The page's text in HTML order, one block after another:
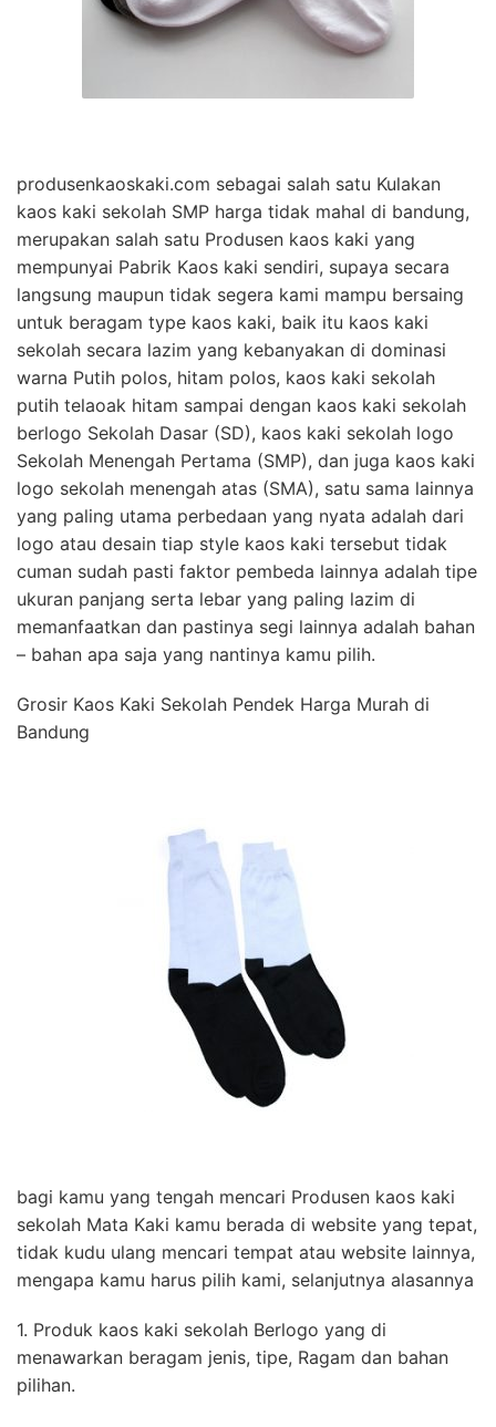
produsenkaoskaki.com sebagai salah satu Kulakan
kaos kaki sekolah SMP harga tidak mahal di bandung,
merupakan salah satu Produsen kaos kaki yang
mempunyai Pabrik Kaos kaki sendiri, supaya secara
langsung maupun tidak segera kami mampu bersaing
untuk beragam type kaos kaki, baik itu kaos kaki
sekolah secara lazim yang kebanyakan di dominasi
warna Putih polos, hitam polos, kaos kaki sekolah
putih telaoak hitam sampai dengan kaos kaki sekolah
berlogo Sekolah Dasar (SD), kaos kaki sekolah logo
Sekolah Menengah Pertama (SMP), dan juga kaos kaki
logo sekolah menengah atas (SMA), satu sama lainnya
yang paling utama perbedaan yang nyata adalah dari
logo atau desain tiap style kaos kaki tersebut tidak
cuman sudah pasti faktor pembeda lainnya adalah tipe
ukuran panjang serta lebar yang paling lazim di
memanfaatkan dan pastinya segi lainnya adalah bahan
– bahan apa saja yang nantinya kamu pilih.
Grosir Kaos Kaki Sekolah Pendek Harga Murah di
Bandung
bagi kamu yang tengah mencari Produsen kaos kaki
sekolah Mata Kaki kamu berada di website yang tepat,
tidak kudu ulang mencari tempat atau website lainnya,
mengapa kamu harus pilih kami, selanjutnya alasannya
1. Produk kaos kaki sekolah Berlogo yang di
menawarkan beragam jenis, tipe, Ragam dan bahan
pilihan.